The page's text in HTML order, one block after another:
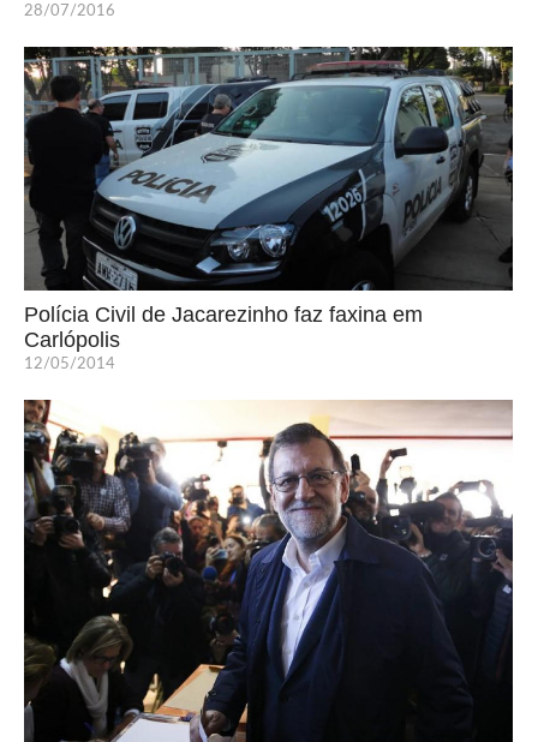
28/07/2016
Polícia Civil de Jacarezinho faz faxina em
Carlópolis
12/05/2014